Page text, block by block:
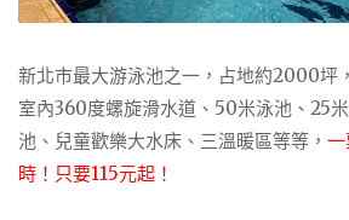
新北市最大游泳池之一，占地約2000坪
室內360度螺旋滑水道、50米泳池、25
池、兒童歡樂大水床、三溫暖區等等，
時！只要115元起 ！